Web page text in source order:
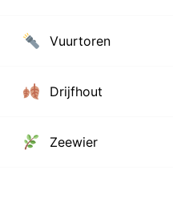
Vuurtoren
Drijfhout
Zeewier